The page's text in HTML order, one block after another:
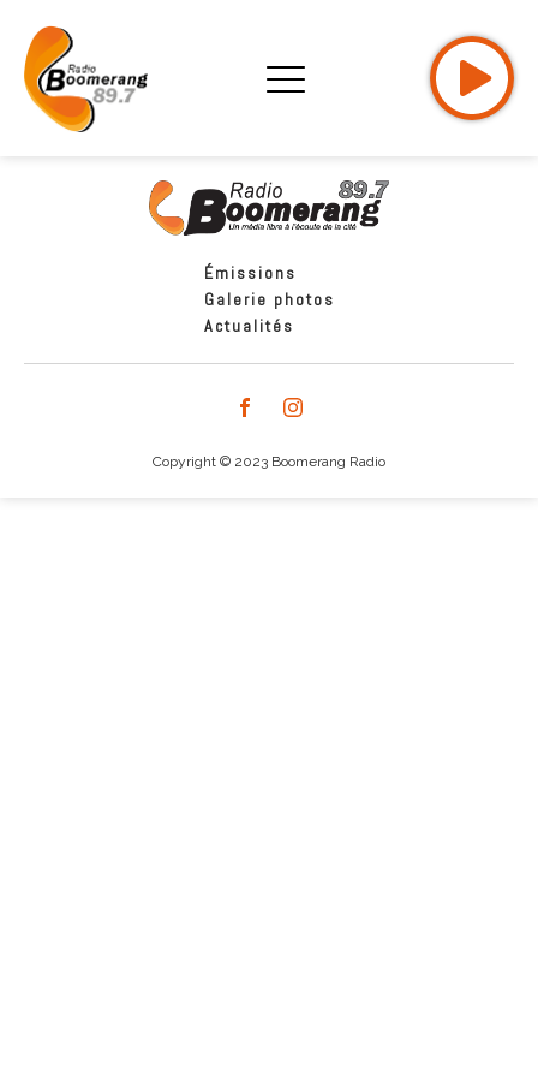
Émissions
Galerie photos
Actualités
Copyright © 2023 Boomerang Radio